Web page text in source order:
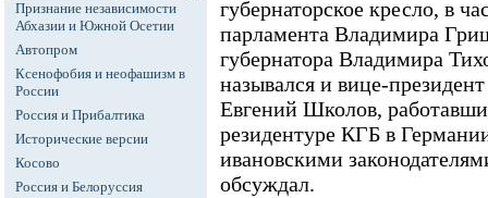
Признание независимости
Абхазии и Южной Осетии
Автопром
Ксенофобия и неофашизм в
России
Россия и Прибалтика
Исторические версии
Косово
Россия и Белоруссия
губернаторское кресло, в
парламента Владимира
губернатора Владимира
назывался и вице-
Евгений Школов,
резидентуре КГБ в
ивановскими
обсуждал.